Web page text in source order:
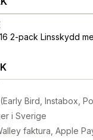
2-pack Linsskydd
Bird, Instabox,
i Sverige
faktura, Apple